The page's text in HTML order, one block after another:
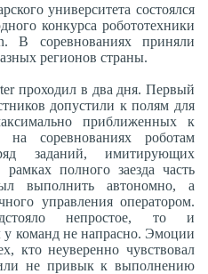
университета состоялся
конкурса робототехники
В соревнованиях приняли
регионов страны.
проходил в два дня. Первый
допустили к полям для
приближенных к
соревнованиях роботам
заданий, имитирующих
полного заезда часть
выполнить автономно, а
управления оператором.
непростое, то и
команд не напрасно. Эмоции
кто неуверенно чувствовал
не привык к выполнению